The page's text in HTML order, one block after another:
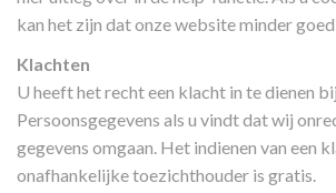
kan het zijn dat onze website minder
Klachten
U heeft het recht een klacht in te dienen
Persoonsgegevens als u vindt dat wij
gegevens omgaan. Het indienen van een
onafhankelijke toezichthouder is gratis.